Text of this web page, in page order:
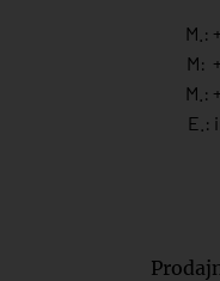
M.:
M:
M.:
E.: